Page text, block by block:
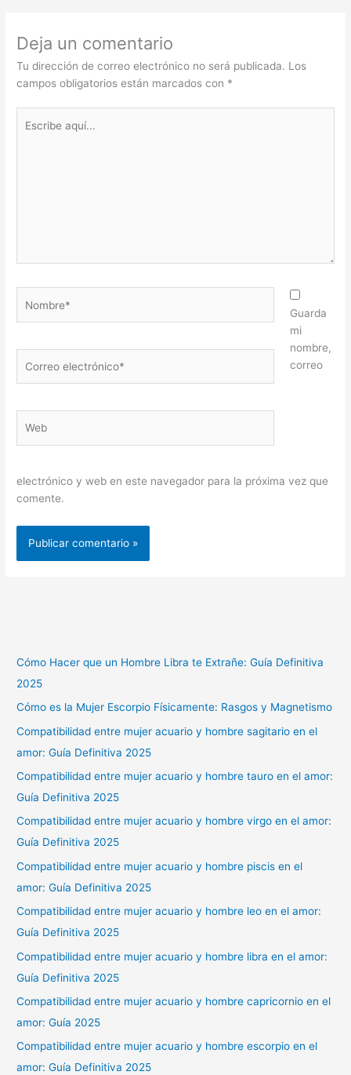
Deja un comentario
Tu dirección de correo electrónico no será publicada. Los
campos obligatorios están marcados con *
aquí...
electrónico*
Guarda
mi
nombre,
correo
electrónico y web en este navegador para la próxima vez que
comente.
Cómo Hacer que un Hombre Libra te Extrañe: Guía Definitiva
2025
Cómo es la Mujer Escorpio Físicamente: Rasgos y Magnetismo
Compatibilidad entre mujer acuario y hombre sagitario en el
amor: Guía Definitiva 2025
Compatibilidad entre mujer acuario y hombre tauro en el amor:
Guía Definitiva 2025
Compatibilidad entre mujer acuario y hombre virgo en el amor:
Guía Definitiva 2025
Compatibilidad entre mujer acuario y hombre piscis en el
amor: Guía Definitiva 2025
Compatibilidad entre mujer acuario y hombre leo en el amor:
Guía Definitiva 2025
Compatibilidad entre mujer acuario y hombre libra en el amor:
Guía Definitiva 2025
Compatibilidad entre mujer acuario y hombre capricornio en el
amor: Guía 2025
Compatibilidad entre mujer acuario y hombre escorpio en el
amor: Guía Definitiva 2025